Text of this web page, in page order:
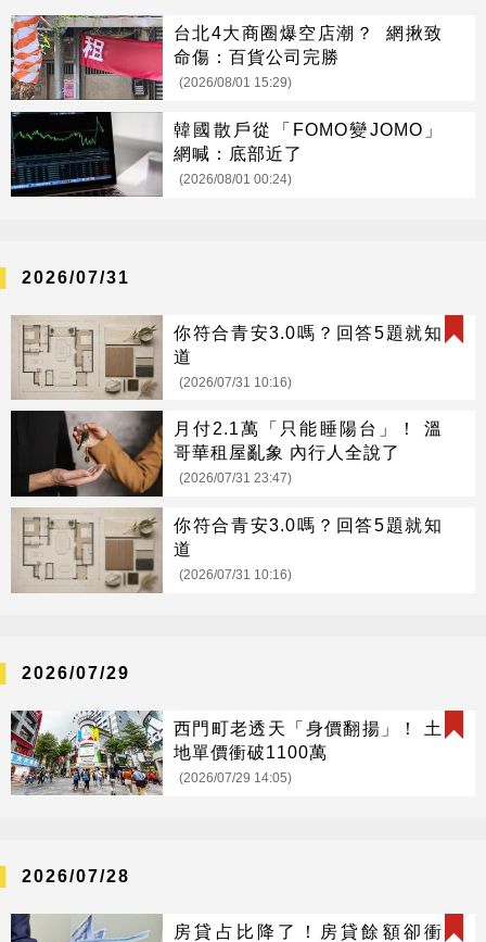
台北4大商圈爆空店潮？ 網揪致
命傷：百貨公司完勝
(2026/08/01 15:29)
韓國散戶從「FOMO變JOMO」
網喊：底部近了
(2026/08/01 00:24)
2026/07/31
你符合青安3.0嗎？回答5題就知
道
(2026/07/31 10:16)
月付2.1萬「只能睡陽台」！ 溫
哥華租屋亂象 內行人全說了
(2026/07/31 23:47)
你符合青安3.0嗎？回答5題就知
道
(2026/07/31 10:16)
2026/07/29
西門町老透天「身價翻揚」！ 土
地單價衝破1100萬
(2026/07/29 14:05)
2026/07/28
房貸占比降了！房貸餘額卻衝